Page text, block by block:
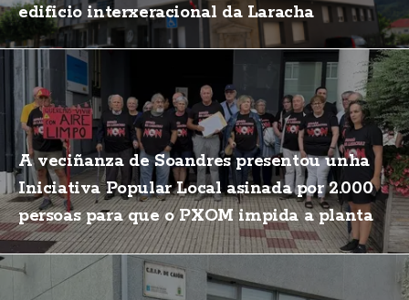
edificio interxeracional da Laracha
A veciñanza de Soandres presentou unha
Iniciativa Popular Local asinada por 2.000
persoas para que o PXOM impida a planta
de biogás